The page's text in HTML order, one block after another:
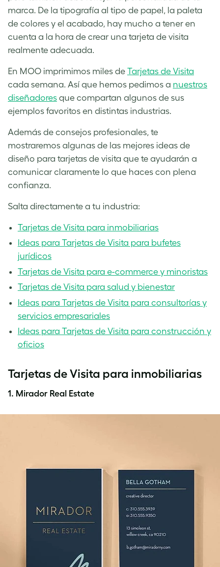
marca. De la tipografía al tipo de papel, la paleta
de colores y el acabado, hay mucho a tener en
cuenta a la hora de crear una tarjeta de visita
realmente adecuada.
En MOO imprimimos miles de Tarjetas de Visita
cada semana. Así que hemos pedimos a nuestros
diseñadores que compartan algunos de sus
ejemplos favoritos en distintas industrias.
Además de consejos profesionales, te
mostraremos algunas de las mejores ideas de
diseño para tarjetas de visita que te ayudarán a
comunicar claramente lo que haces con plena
confianza.
Salta directamente a tu industria:
Tarjetas de Visita para inmobiliarias
Ideas para Tarjetas de Visita para bufetes
jurídicos
Tarjetas de Visita para e-commerce y minoristas
Tarjetas de Visita para salud y bienestar
Ideas para Tarjetas de Visita para consultorías y
servicios empresariales
Ideas para Tarjetas de Visita para construcción y
oficios
Tarjetas de Visita para inmobiliarias
1. Mirador Real Estate